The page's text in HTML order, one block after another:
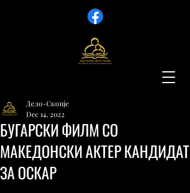
БУГАРСКИ ФИЛМ СО
МАКЕДОНСКИ АКТЕР КАНДИДАТ
ЗА ОСКАР
Дело-Скопје
Dec 14, 2022